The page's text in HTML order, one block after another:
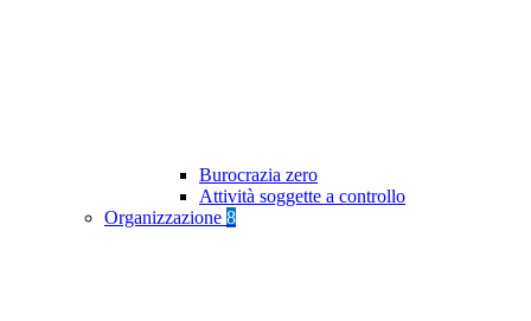
Burocrazia zero
Attività soggette a controllo
Organizzazione 8